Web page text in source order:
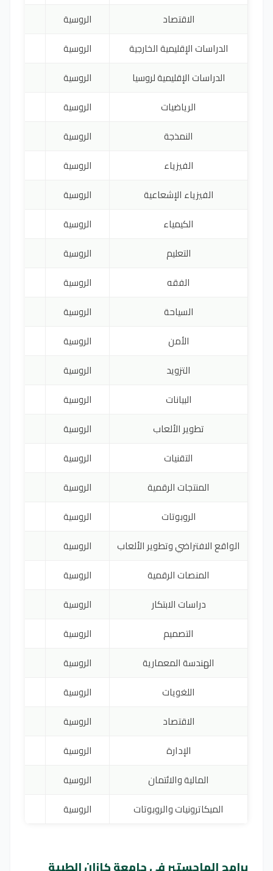
الاقتصاد
الروسية
الدراسات الإقليمية الخارجية
الروسية
الدراسات الإقليمية لروسيا
الروسية
الرياضيات
الروسية
النمذجة
الروسية
الفيزياء
الروسية
الفيزياء الإشعاعية
الروسية
الكيمياء
الروسية
التعليم
الروسية
الفقه
الروسية
السياحة
الروسية
الأمن
الروسية
التزويد
الروسية
البيانات
الروسية
تطوير الألعاب
الروسية
التقنيات
الروسية
المنتجات الرقمية
الروسية
الروبوتات
الروسية
الواقع الافتراضي وتطوير الألعاب
الروسية
المنصات الرقمية
الروسية
دراسات الابتكار
الروسية
التصميم
الروسية
الهندسة المعمارية
الروسية
اللغويات
الروسية
الاقتصاد
الروسية
الإدارة
الروسية
المالية والائتمان
الروسية
الميكاترونيات والروبوتات
الروسية
برامج الماجستير في جامعة كازان الطبية